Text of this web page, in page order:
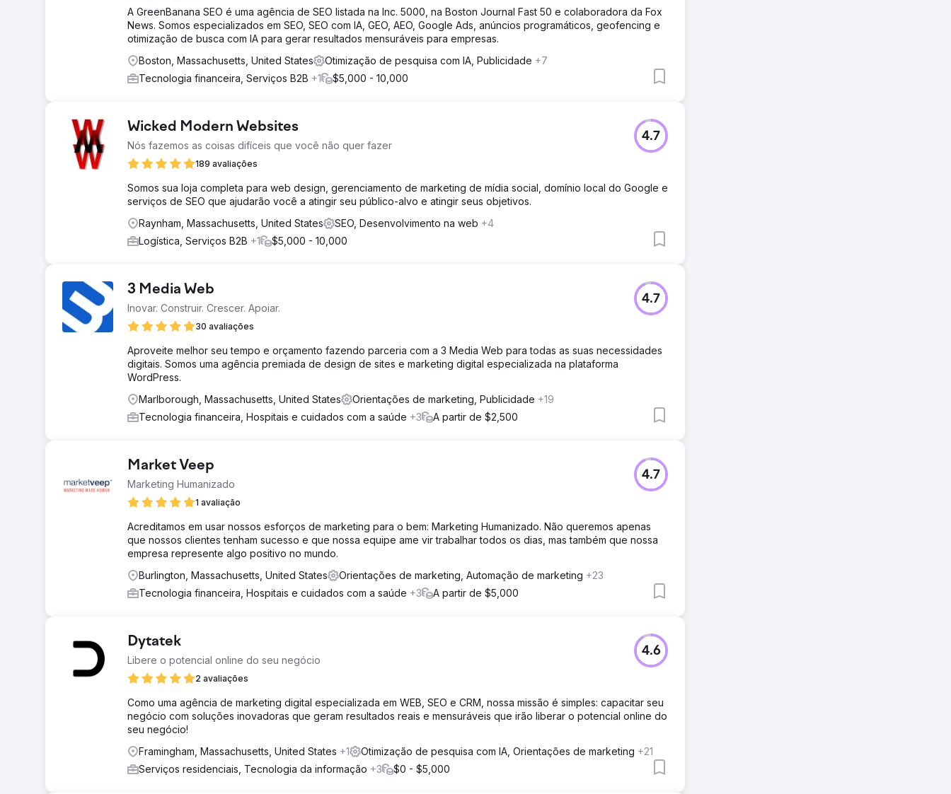
A GreenBanana SEO é uma agência de SEO listada na Inc. 5000, na Boston Journal Fast 50 e colaboradora da Fox
News. Somos especializados em SEO, SEO com IA, GEO, AEO, Google Ads, anúncios programáticos, geofencing e
otimização de busca com IA para gerar resultados mensuráveis para empresas.
Boston, Massachusetts, United States
Otimização de pesquisa com IA, Publicidade +7
Tecnologia financeira, Serviços B2B +1 $5,000 - 10,000
Wicked Modern Websites
Nós fazemos as coisas difíceis que você não quer fazer
189 avaliações
4.7
Somos sua loja completa para web design, gerenciamento de marketing de mídia social, domínio local do Google e
serviços de SEO que ajudarão você a atingir seu público-alvo e atingir seus objetivos.
Raynham, Massachusetts, United States
SEO, Desenvolvimento na web +4
Logística, Serviços B2B +1 $5,000 - 10,000
3 Media Web
Inovar. Construir. Crescer. Apoiar.
30 avaliações
4.7
Aproveite melhor seu tempo e orçamento fazendo parceria com a 3 Media Web para todas as suas necessidades
digitais. Somos uma agência premiada de design de sites e marketing digital especializada na plataforma
WordPress.
Marlborough, Massachusetts, United States
Orientações de marketing, Publicidade +19
Tecnologia financeira, Hospitais e cuidados com a saúde +3 A partir de $2,500
Market Veep
Marketing Humanizado
1 avaliação
4.7
Acreditamos em usar nossos esforços de marketing para o bem: Marketing Humanizado. Não queremos apenas
que nossos clientes tenham sucesso e que nossa equipe ame vir trabalhar todos os dias, mas também que nossa
empresa represente algo positivo no mundo.
Burlington, Massachusetts, United States
Orientações de marketing, Automação de marketing +23
Tecnologia financeira, Hospitais e cuidados com a saúde +3 A partir de $5,000
Dytatek
Libere o potencial online do seu negócio
2 avaliações
4.6
Como uma agência de marketing digital especializada em WEB, SEO e CRM, nossa missão é simples: capacitar seu
negócio com soluções inovadoras que geram resultados reais e mensuráveis que irão liberar o potencial online do
seu negócio!
Framingham, Massachusetts, United States +1 Otimização de pesquisa com IA, Orientações de marketing +21
Serviços residenciais, Tecnologia da informação +3 $0 - $5,000